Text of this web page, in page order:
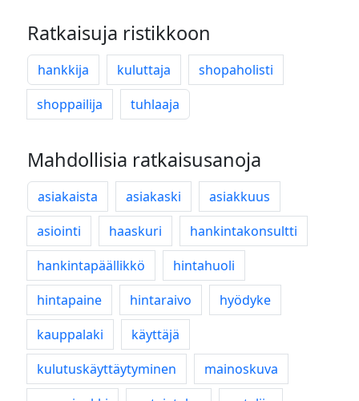
Ratkaisuja ristikkoon
hankkija kuluttaja
shopaholisti
shoppailija
tuhlaaja
Mahdollisia ratkaisusanoja
asiakaista asiakaski
asiakkuus
asiointi
haaskuri
hankintakonsultti
hankintapäällikkö
hintahuoli
hintapaine
hintaraivo
hyödyke
kauppalaki
käyttäjä
kulutuskäyttäytyminen
mainoskuva